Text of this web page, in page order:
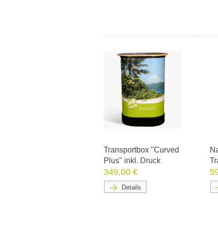
Transportbox "Curved
Plus" inkl. Druck
349,00 €
Details